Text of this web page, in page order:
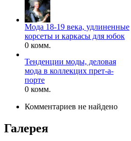
Мода 18-19 века, удлиненные
корсеты и каркасы для юбок
0 комм.
Тенденции моды, деловая
мода в коллекцих прет-а-
порте
0 комм.
Комментариев не найдено
Галерея